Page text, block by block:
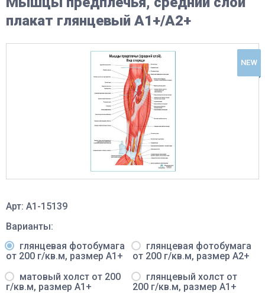
плакат глянцевый А1+/А2+
NEW
Арт: A1-15139
Варианты:
глянцевая фотобумага
от 200 г/кв.м, размер A1+
глянцевая фотобумага
от 200 г/кв.м, размер A2+
матовый холст от 200
г/кв.м, размер A1+
глянцевый холст от
200 г/кв.м, размер A1+